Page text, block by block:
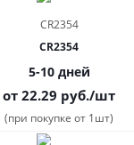
CR2354
5-10 дней
от 22.29 руб./шт
(при покупке от 1шт)